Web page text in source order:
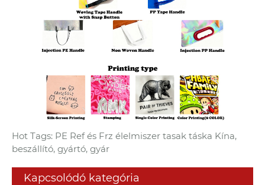
Hot Tags: PE Ref és Frz élelmiszer tasak táska Kína,
beszállító, gyártó, gyár
Kapcsolódó kategória